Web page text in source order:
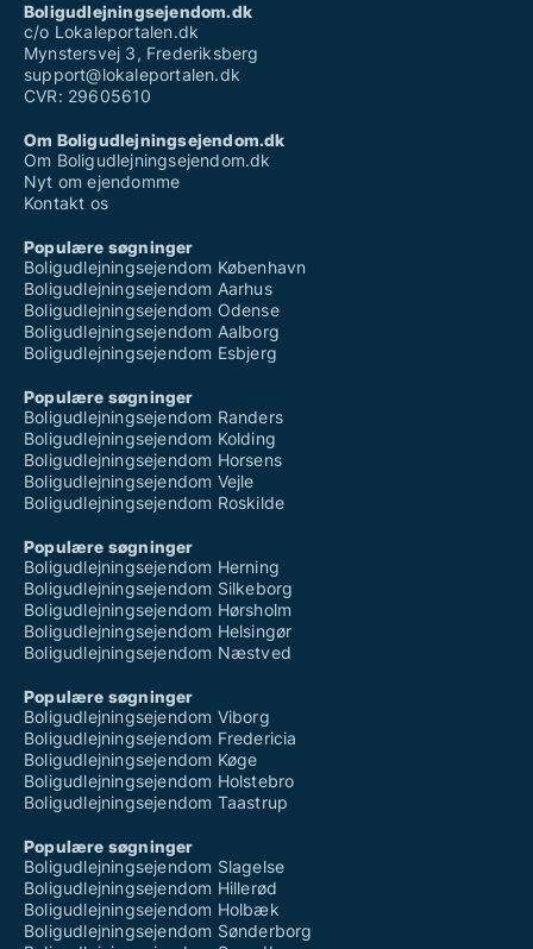
Boligudlejningsejendom.dk
c/o Lokaleportalen.dk
Mynstersvej 3, Frederiksberg
support@lokaleportalen.dk
CVR: 29605610
Om Boligudlejningsejendom.dk
Om Boligudlejningsejendom.dk
Nyt om ejendomme
Kontakt os
Populære søgninger
Boligudlejningsejendom København
Boligudlejningsejendom Aarhus
Boligudlejningsejendom Odense
Boligudlejningsejendom Aalborg
Boligudlejningsejendom Esbjerg
Populære søgninger
Boligudlejningsejendom Randers
Boligudlejningsejendom Kolding
Boligudlejningsejendom Horsens
Boligudlejningsejendom Vejle
Boligudlejningsejendom Roskilde
Populære søgninger
Boligudlejningsejendom Herning
Boligudlejningsejendom Silkeborg
Boligudlejningsejendom Hørsholm
Boligudlejningsejendom Helsingør
Boligudlejningsejendom Næstved
Populære søgninger
Boligudlejningsejendom Viborg
Boligudlejningsejendom Fredericia
Boligudlejningsejendom Køge
Boligudlejningsejendom Holstebro
Boligudlejningsejendom Taastrup
Populære søgninger
Boligudlejningsejendom Slagelse
Boligudlejningsejendom Hillerød
Boligudlejningsejendom Holbæk
Boligudlejningsejendom Sønderborg